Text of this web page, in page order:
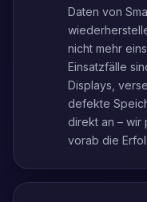
Daten von
nicht mehr
Einsatzfälle
Displays,
defekte
direkt an – wir
vorab die